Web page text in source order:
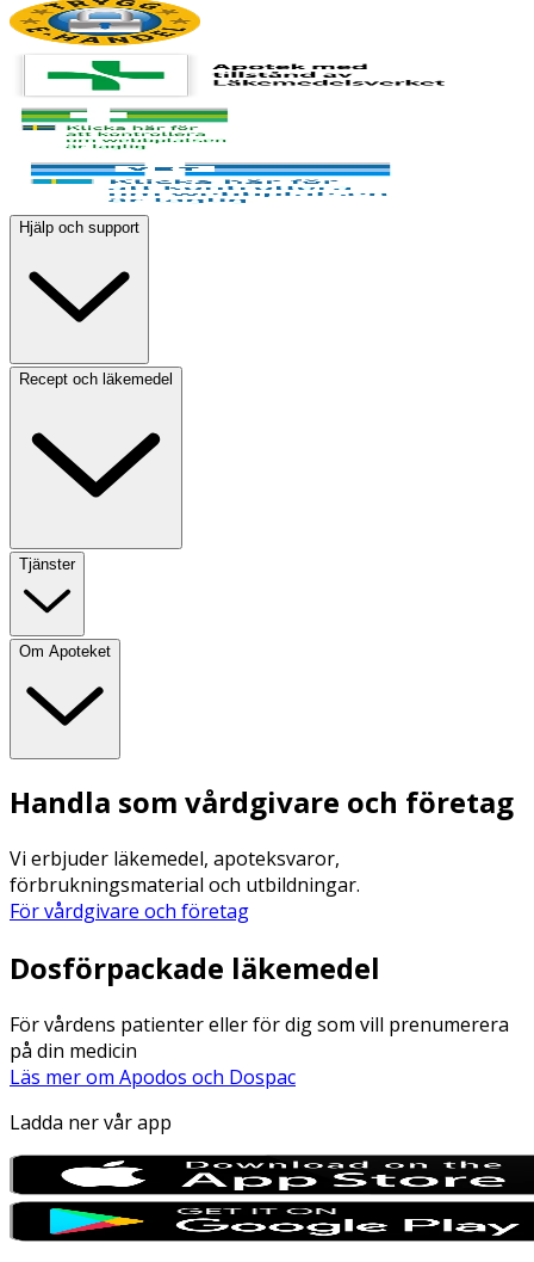
Hjälp och support
Recept och läkemedel
Tjänster
Om Apoteket
Handla som vårdgivare och företag
Vi erbjuder läkemedel, apoteksvaror,
förbrukningsmaterial och utbildningar.
För vårdgivare och företag
Dosförpackade läkemedel
För vårdens patienter eller för dig som vill prenumerera
på din medicin
Läs mer om Apodos och Dospac
Ladda ner vår app